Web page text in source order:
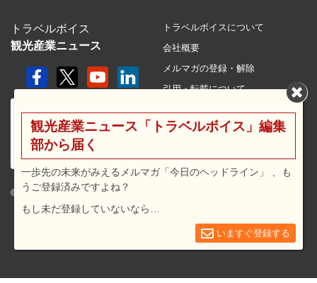
トラベルボイス
観光産業ニュース
© 2026 travel voice.
トラベルボイスについて
会社概要
メルマガの登録・解除
引用・転載について
利用規約
広告メニュー・料金
観光産業ニュース「トラベルボイス」編集
部から届く
一歩先の未来がみえるメルマガ「今日のヘッドライン」 、も
うご登録済みですよね？
もし未だ登録していないなら…
いますぐ登録する